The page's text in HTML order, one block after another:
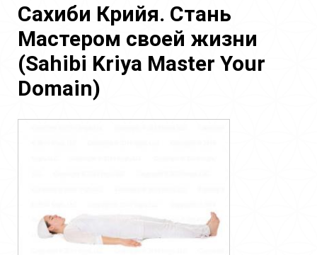
з
д
е
с
ь
Сахиби Крийя. Стань
Мастером своей жизни
(Sahibi Kriya Master Your
Domain)